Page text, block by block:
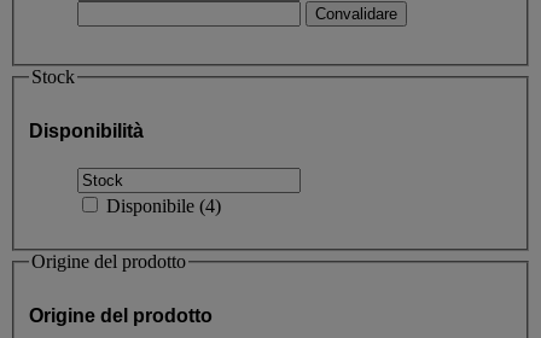
Stock
Disponibilità
Disponibile (4)
Origine del prodotto
Origine del prodotto